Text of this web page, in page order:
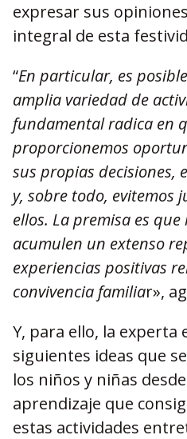
expresar sus
integral de esta
“En particular, es
amplia variedad de
fundamental radica en
proporcionemos
sus propias decisiones,
y, sobre todo, evitemos
ellos. La premisa es
acumulen un extenso
experiencias positivas
convivencia familiar»,
Y, para ello, la experta
siguientes ideas que
los niños y niñas
aprendizaje que
estas actividades